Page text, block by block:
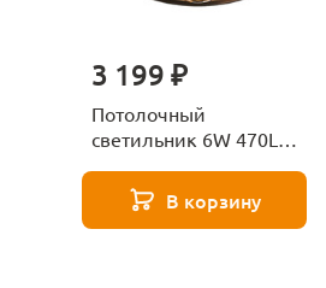
3 199 ₽
Потолочный
светильник 6W 470LM
080642 черный/
золото
В корзину